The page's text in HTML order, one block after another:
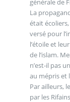
générale de
La
était
versé pour
l’étoile et
de l’islam.
n’est-il pas
au mépris et
Par ailleurs,
par les